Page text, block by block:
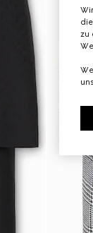
zu